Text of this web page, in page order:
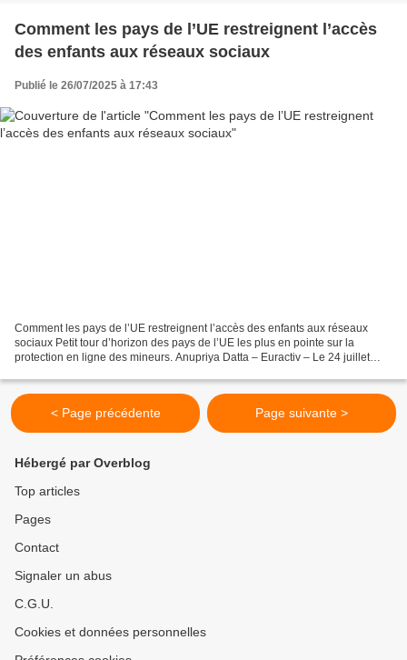
Comment les pays de l’UE restreignent l’accès
des enfants aux réseaux sociaux
Publié le 26/07/2025 à 17:43
Comment les pays de l’UE restreignent l’accès des enfants aux réseaux
sociaux Petit tour d’horizon des pays de l’UE les plus en pointe sur la
protection en ligne des mineurs. Anupriya Datta – Euractiv – Le 24 juillet
< Page précédente Page suivante >
Hébergé par Overblog
Top articles
Pages
Contact
Signaler un abus
C.G.U.
Cookies et données personnelles